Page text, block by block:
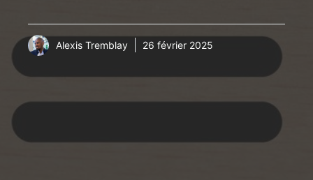
Alexis Tremblay 26 février 2025